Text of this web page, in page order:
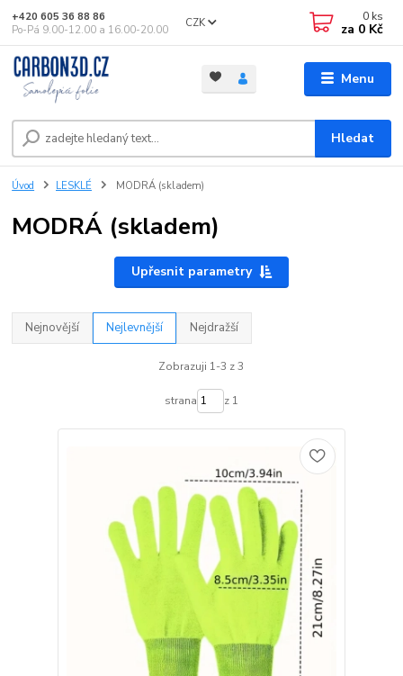
Menu
CZK
Hledat
+420 605 36 88 86
Po-Pá 9.00-12.00 a 16.00-20.00
0 ks
za 0 Kč
Úvod LESKLÉ MODRÁ (skladem)
MODRÁ (skladem)
Upřesnit parametry
Nejnovější Nejlevnější Nejdražší
Zobrazuji 1-3 z 3
strana z 1